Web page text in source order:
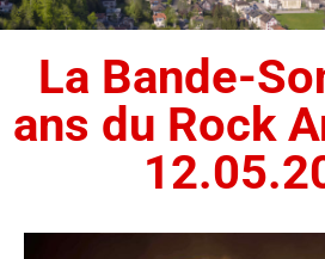
La Bande-
ans du Rock